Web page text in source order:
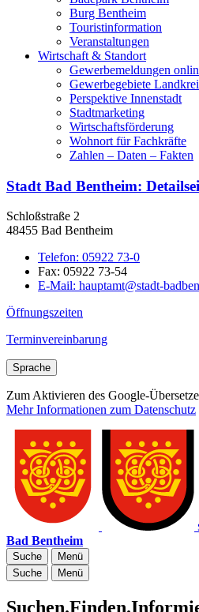
Burg Bentheim
Touristinformation
Veranstaltungen
Wirtschaft & Standort
Gewerbemeldungen
Gewerbegebiete
Perspektive Innenstadt
Stadtmarketing
Wirtschaftsförderung
Wohnort für Fachkräfte
Zahlen – Daten – Fakten
Stadt Bad Bentheim:
Schloßstraße 2
48455 Bad Bentheim
Telefon: 05922 73-0
Fax: 05922 73-54
E-Mail: hauptamt@stadt-
Öffnungszeiten
Terminvereinbarung
Sprache
Zum Aktivieren des Google-
Mehr Informationen zum Datenschutz
Bad Bentheim
Suche
Menü
Suche
Menü